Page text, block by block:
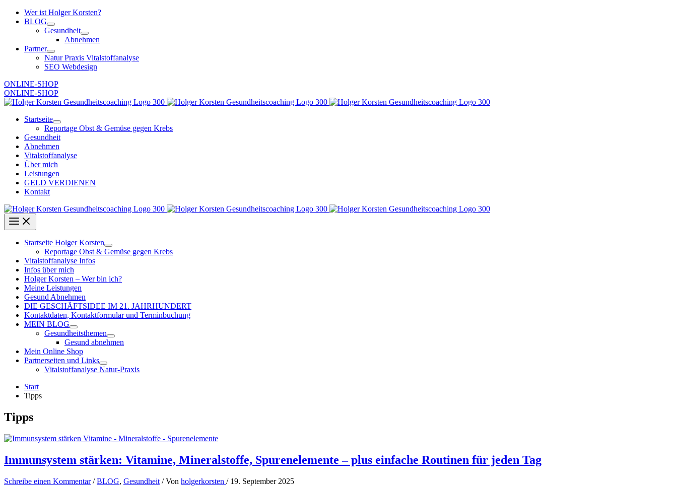
Zum
Inhalt
Wer ist Holger Korsten?
BLOG
Gesundheit
Abnehmen
Partner
Natur Praxis Vitalstoffanalyse
SEO Webdesign
ONLINE-SHOP
ONLINE-SHOP
Startseite
Reportage Obst & Gemüse gegen Krebs
Gesundheit
Abnehmen
Vitalstoffanalyse
Über mich
Leistungen
GELD VERDIENEN
Kontakt
Startseite Holger Korsten
Reportage Obst & Gemüse gegen Krebs
Vitalstoffanalyse Infos
Infos über mich
Holger Korsten – Wer bin ich?
Meine Leistungen
Gesund Abnehmen
DIE GESCHÄFTSIDEE IM 21. JAHRHUNDERT
Kontaktdaten, Kontaktformular und Terminbuchung
MEIN BLOG
Gesundheitsthemen
Gesund abnehmen
Mein Online Shop
Partnerseiten und Links
Vitalstoffanalyse Natur-Praxis
Start
Tipps
Tipps
Immunsystem stärken: Vitamine, Mineralstoffe, Spurenelemente – plus einfache Routinen für jeden Tag
Schreibe einen Kommentar /BLOG, Gesundheit / Von holgerkorsten / 19. September 2025